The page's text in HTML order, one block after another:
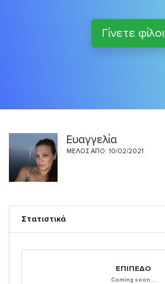
Γίνετε φίλοι
Ευαγγελία
ΜΈΛΟΣ ΑΠΌ: 10/02/2021
Στατιστικά
ΕΠΊΠΕΔΟ
Coming soon...